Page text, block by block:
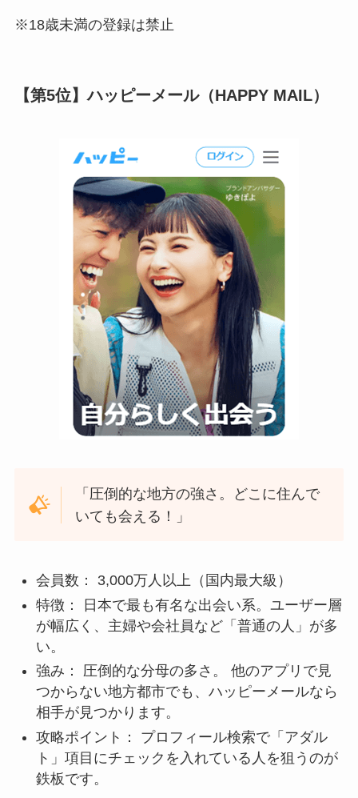
※18歳未満の登録は禁止
【第5位】ハッピーメール（HAPPY MAIL）
「圧倒的な地方の強さ。どこに住んで
いても会える！」
会員数： 3,000万人以上（国内最大級）
特徴： 日本で最も有名な出会い系。ユーザー層
が幅広く、主婦や会社員など「普通の人」が多
い。
強み： 圧倒的な分母の多さ。 他のアプリで見
つからない地方都市でも、ハッピーメールなら
相手が見つかります。
攻略ポイント： プロフィール検索で「アダル
ト」項目にチェックを入れている人を狙うのが
鉄板です。